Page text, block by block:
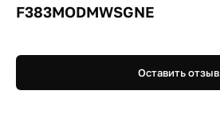
F383MODMWSGNE
Оставить отзыв